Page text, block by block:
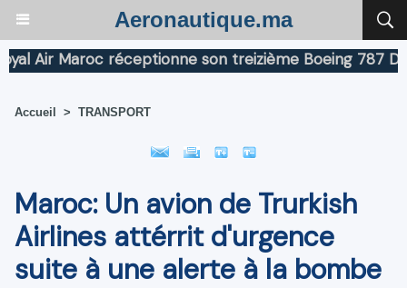
Aeronautique.ma
Maroc réceptionne son treizième Boeing 787
Accueil > TRANSPORT
Maroc: Un avion de Trurkish
Airlines attérrit d'urgence
suite à une alerte à la bombe